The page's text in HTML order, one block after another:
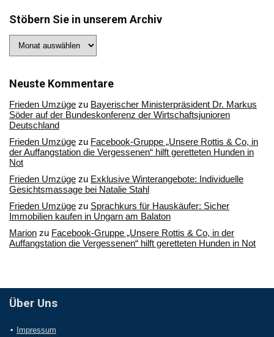
Stöbern Sie in unserem Archiv
Sie
Archiv
Neuste Kommentare
Frieden Umzüge zu Bayerischer Ministerpräsident Dr. Markus
Söder auf der Bundeskonferenz der Wirtschaftsjunioren
Deutschland
Frieden Umzüge zu Facebook-Gruppe „Unsere Rottis & Co, in
der Auffangstation die Vergessenen“ hilft geretteten Hunden in
Not
Frieden Umzüge zu Exklusive Winterangebote: Individuelle
Gesichtsmassage bei Natalie Stahl
Frieden Umzüge zu Sprachkurs für Hauskäufer: Sicher
Immobilien kaufen in Ungarn am Balaton
Marion zu Facebook-Gruppe „Unsere Rottis & Co, in der
Auffangstation die Vergessenen“ hilft geretteten Hunden in Not
Über Uns
Impressum